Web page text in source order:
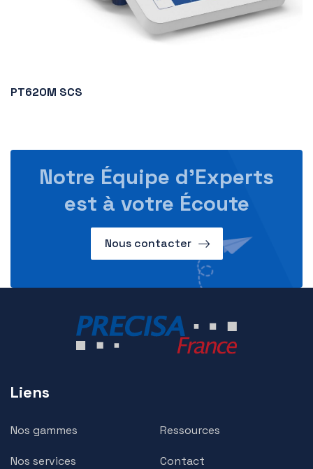
PT620M SCS
Notre Équipe d’Experts
est à votre Écoute
Nous contacter
Liens
Nos gammes
Nos services
Ressources
Contact